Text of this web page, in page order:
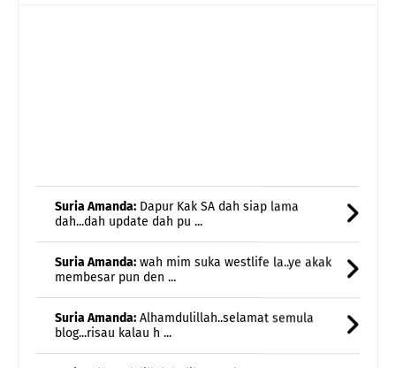
Suria Amanda:wah mim suka westlife la..ye akak
membesar pun den ...
Suria Amanda:Alhamdulillah..selamat semula
blog...risau kalau h ...
notie: Alhamdulillah balik semula. Gempar
sekejap kan seb ...